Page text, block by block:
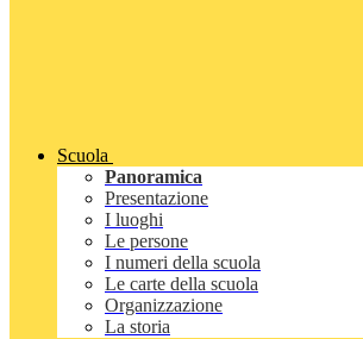
Scuola
Panoramica
Presentazione
I luoghi
Le persone
I numeri della scuola
Le carte della scuola
Organizzazione
La storia